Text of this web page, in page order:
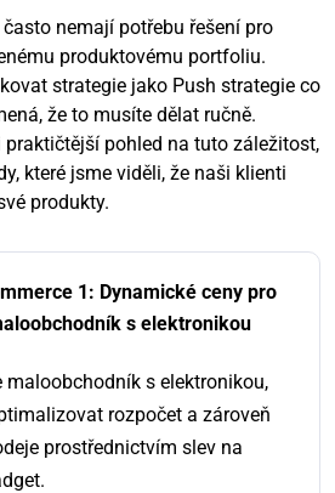
nemají potřebu řešení pro
produktovému portfoliu.
strategie jako Push strategie co
že to musíte dělat ručně.
pohled na tuto záležitost,
které jsme viděli, že naši klienti
produkty.
1: Dynamické ceny pro
s elektronikou
maloobchodník s elektronikou,
rozpočet a zároveň
prostřednictvím slev na